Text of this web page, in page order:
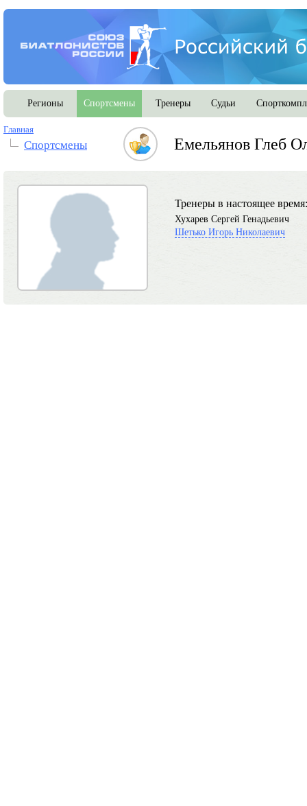
Регионы Спортсмены Тренеры Судьи
Главная
Спортсмены Емельянов Глеб
Тренеры в настоящее время:
Хухарев Сергей Генадьевич
Шетько Игорь Николаевич